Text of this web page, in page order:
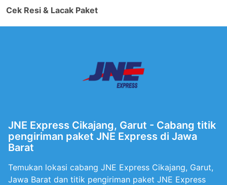
Cek Resi & Lacak Paket
JNE Express Cikajang, Garut - Cabang titik
pengiriman paket JNE Express di Jawa
Barat
Temukan lokasi cabang JNE Express Cikajang, Garut,
Jawa Barat dan titik pengiriman paket JNE Express